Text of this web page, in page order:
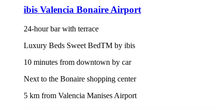
ibis Valencia Bonaire Airport
24-hour bar with terrace
Luxury Beds Sweet BedTM by ibis
10 minutes from downtown by car
Next to the Bonaire shopping center
5 km from Valencia Manises Airport